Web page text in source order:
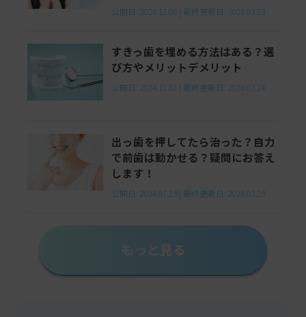
公開日: 2024.12.06| 最終更新日: 2026.03.23
すきっ歯を埋める方法はある？選
び方やメリットデメリット
公開日: 2024.12.02 | 最終更新日: 2026.03.24
出っ歯を押してたら治った？自力
で前歯は動かせる？疑問にお答え
します！
公開日: 2024.07.23| 最終更新日: 2026.03.23
もっと見る